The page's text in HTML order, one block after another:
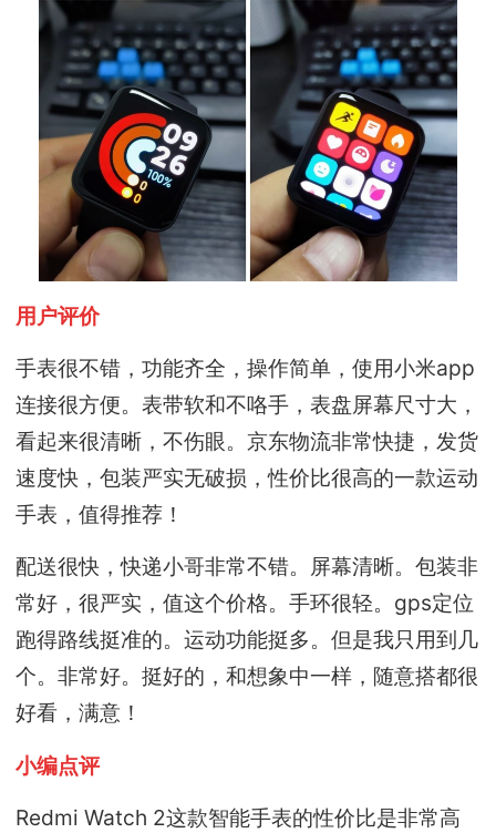
用户评价
手表很不错，功能齐全，操作简单，使用小米app
连接很方便。表带软和不咯手，表盘屏幕尺寸大，
看起来很清晰，不伤眼。京东物流非常快捷，发货
速度快，包装严实无破损，性价比很高的一款运动
手表，值得推荐！
配送很快，快递小哥非常不错。屏幕清晰。包装非
常好，很严实，值这个价格。手环很轻。gps定位
跑得路线挺准的。运动功能挺多。但是我只用到几
个。非常好。挺好的，和想象中一样，随意搭都很
好看，满意！
小编点评
Redmi Watch 2这款智能手表的性价比是非常高